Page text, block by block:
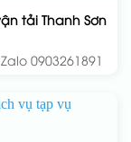
tải Thanh Sơn
0903261891